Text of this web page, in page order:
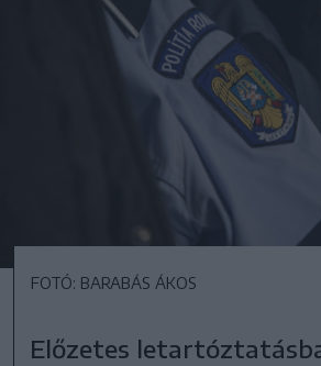
FOTÓ: BARABÁS ÁKOS
Előzetes